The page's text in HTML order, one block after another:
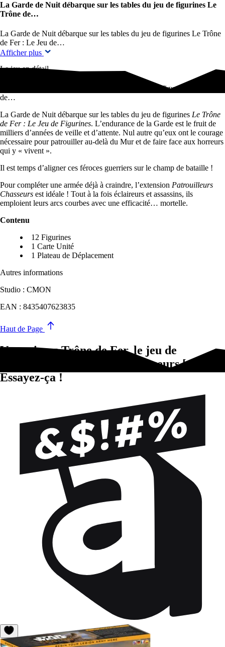
La Garde de Nuit débarque sur les tables du jeu de figurines Le
Trône de…
La Garde de Nuit débarque sur les tables du jeu de figurines Le Trône
de Fer : Le Jeu de…
Afficher plus
Le jeu en détail
La Garde de Nuit débarque sur les tables du jeu de figurines Le Trône
de…
La Garde de Nuit débarque sur les tables du jeu de figurines Le Trône
de Fer : Le Jeu de Figurines. L’endurance de la Garde est le fruit de
milliers d’années de veille et d’attente. Nul autre qu’eux ont le courage
nécessaire pour patrouiller au-delà du Mur et de faire face aux horreurs
qui y « vivent ».
Il est temps d’aligner ces féroces guerriers sur le champ de bataille !
Pour compléter une armée déjà à craindre, l’extension Patrouilleurs
Chasseurs est idéale ! Tout à la fois éclaireurs et assassins, ils
emploient leurs arcs courbes avec une efficacité… mortelle.
Contenu
12 Figurines
1 Carte Unité
1 Plateau de Déplacement
Autres informations
Studio : CMON
EAN : 8435407623835
Haut de Page
Vous aimez Trône de Fer, le jeu de
figurines : Patrouilleurs Chasseurs [GN2]?
Essayez-ça !